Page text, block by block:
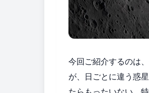
今回ご紹介するのは、
が、日ごとに違う惑